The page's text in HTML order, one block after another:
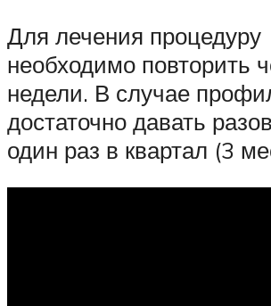
Для лечения процедуру
необходимо повторить
недели. В случае
достаточно давать
один раз в квартал (3